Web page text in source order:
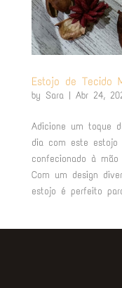
Estojo de Tecido
by Sara| Abr 24,
Adicione um toque
dia com este estojo
confecionado à
Com um design
estojo é perfeito